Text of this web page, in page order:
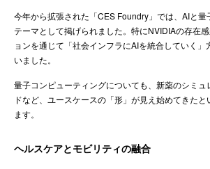
今年から拡張された「CES Foundry」では、AIと
テーマとして掲げられました。特にNVIDIAの存在
ョンを通じて「社会インフラにAIを統合していく
いました。
量子コンピューティングについても、新薬のシミュ
ドなど、ユースケースの「形」が見え始めてきた
ます。
ヘルスケアとモビリティの融合